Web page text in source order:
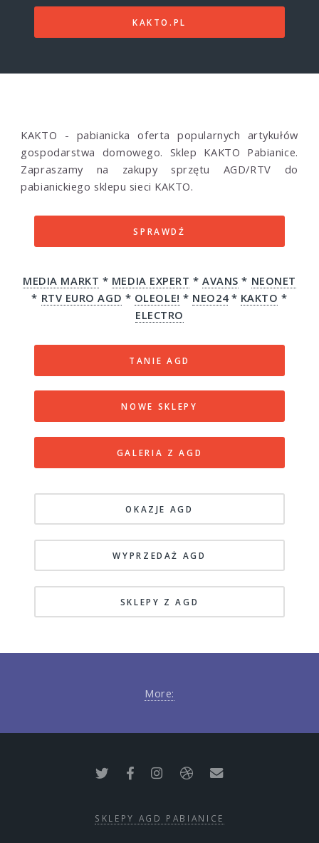
KAKTO.PL
KAKTO - pabianicka oferta popularnych artykułów
gospodarstwa domowego. Sklep KAKTO Pabianice.
Zapraszamy na zakupy sprzętu AGD/RTV do
pabianickiego sklepu sieci KAKTO.
SPRAWDŹ
MEDIA MARKT * MEDIA EXPERT *AVANS * NEONET
* RTV EURO AGD * OLEOLE! * NEO24* KAKTO *
ELECTRO
TANIE AGD
NOWE SKLEPY
GALERIA Z AGD
OKAZJE AGD
WYPRZEDAŻ AGD
SKLEPY Z AGD
More:
SKLEPY AGD PABIANICE